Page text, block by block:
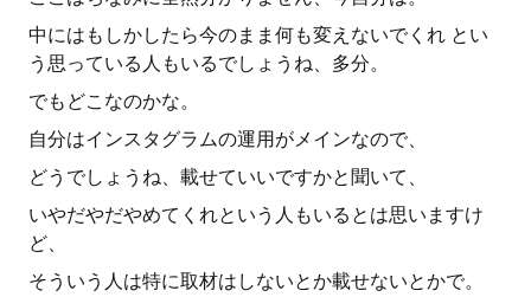
中にはもしかしたら今のまま何も変えないでくれ とい
う思っている人もいるでしょうね、多分。
でもどこなのかな。
自分はインスタグラムの運用がメインなので、
どうでしょうね、載せていいですかと聞いて、
いやだやだやめてくれという人もいるとは思いますけ
ど、
そういう人は特に取材はしないとか載せないとかで。